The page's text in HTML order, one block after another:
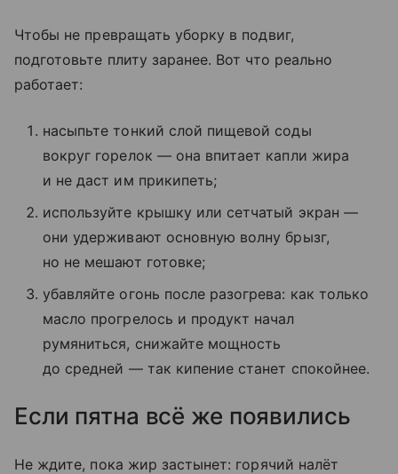
Чтобы не превращать уборку в подвиг,
подготовьте плиту заранее. Вот что реально
работает:
насыпьте тонкий слой пищевой соды
вокруг горелок — она впитает капли жира
и не даст им прикипеть;
используйте крышку или сетчатый экран —
они удерживают основную волну брызг,
но не мешают готовке;
убавляйте огонь после разогрева: как только
масло прогрелось и продукт начал
румяниться, снижайте мощность
до средней — так кипение станет спокойнее.
Если пятна всё же появились
Не ждите, пока жир застынет: горячий налёт